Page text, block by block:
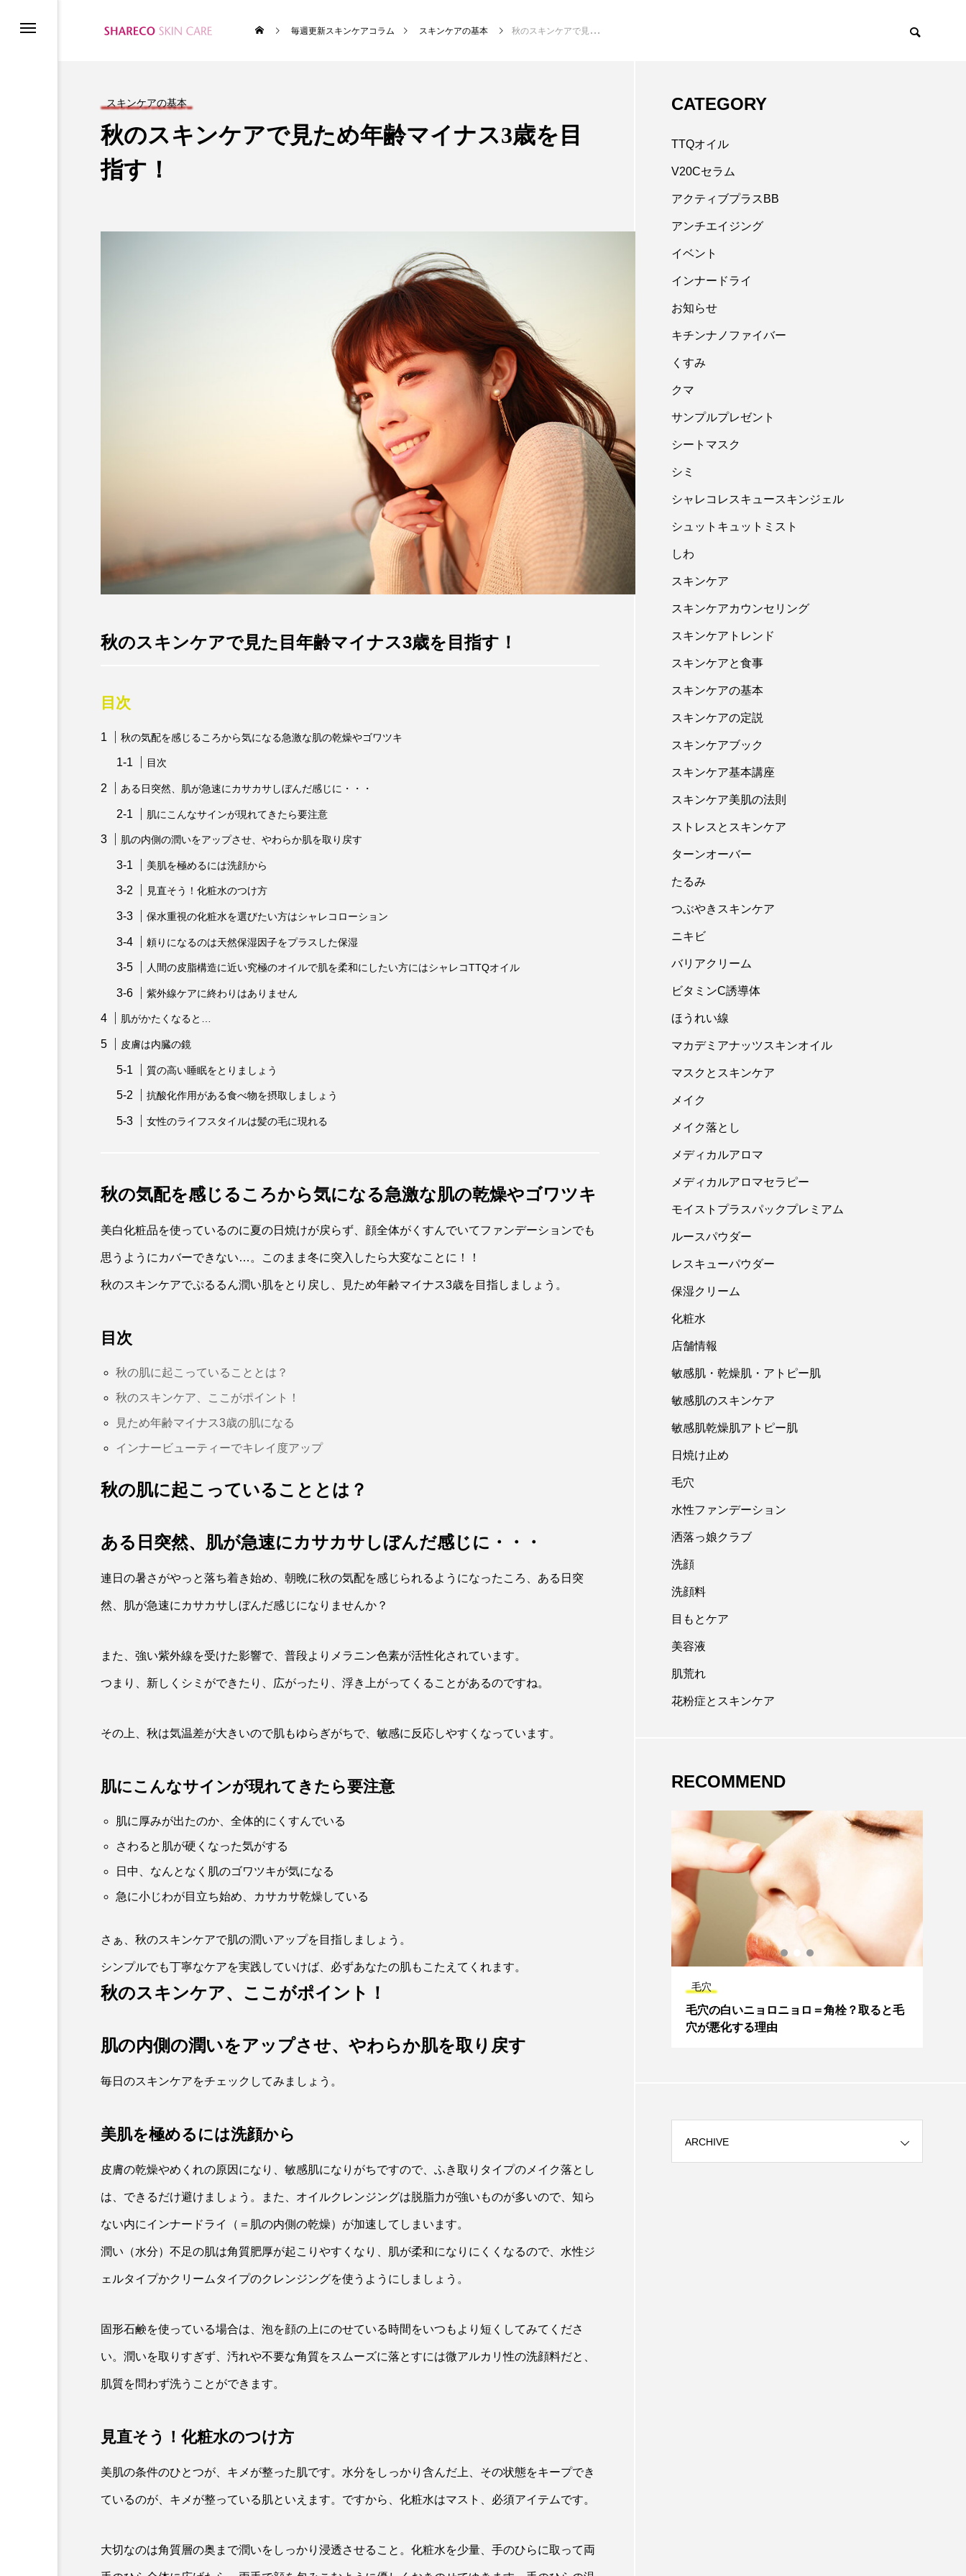
毎週更新スキンケアコラム スキンケアの基本 秋のスキンケアで見ため年齢マイナス3歳を目指す！
スキンケアの基本
秋のスキンケアで見ため年齢マイナス3歳を目
指す！
秋のスキンケアで見た目年齢マイナス3歳を目指す！
目次
秋の気配を感じるころから気になる急激な肌の乾燥やゴワツキ
目次
ある日突然、肌が急速にカサカサしぼんだ感じに・・・
肌にこんなサインが現れてきたら要注意
肌の内側の潤いをアップさせ、やわらか肌を取り戻す
美肌を極めるには洗顔から
見直そう！化粧水のつけ方
保水重視の化粧水を選びたい方はシャレコローション
頼りになるのは天然保湿因子をプラスした保湿
人間の皮脂構造に近い究極のオイルで肌を柔和にしたい方にはシャレコTTQオイル
紫外線ケアに終わりはありません
肌がかたくなると…
皮膚は内臓の鏡
質の高い睡眠をとりましょう
抗酸化作用がある食べ物を摂取しましょう
女性のライフスタイルは髪の毛に現れる
秋の気配を感じるころから気になる急激な肌の乾燥やゴワツキ
美白化粧品を使っているのに夏の日焼けが戻らず、顔全体がくすんでいてファンデーションでも
思うようにカバーできない…。このまま冬に突入したら大変なことに！！
秋のスキンケアでぷるるん潤い肌をとり戻し、見ため年齢マイナス3歳を目指しましょう。
目次
秋の肌に起こっていることとは？
秋のスキンケア、ここがポイント！
見ため年齢マイナス3歳の肌になる
インナービューティーでキレイ度アップ
秋の肌に起こっていることとは？
ある日突然、肌が急速にカサカサしぼんだ感じに・・・
連日の暑さがやっと落ち着き始め、朝晩に秋の気配を感じられるようになったころ、ある日突
然、肌が急速にカサカサしぼんだ感じになりませんか？
また、強い紫外線を受けた影響で、普段よりメラニン色素が活性化されています。
つまり、新しくシミができたり、広がったり、浮き上がってくることがあるのですね。
その上、秋は気温差が大きいので肌もゆらぎがちで、敏感に反応しやすくなっています。
肌にこんなサインが現れてきたら要注意
肌に厚みが出たのか、全体的にくすんでいる
さわると肌が硬くなった気がする
日中、なんとなく肌のゴワツキが気になる
急に小じわが目立ち始め、カサカサ乾燥している
さぁ、秋のスキンケアで肌の潤いアップを目指しましょう。
シンプルでも丁寧なケアを実践していけば、必ずあなたの肌もこたえてくれます。
秋のスキンケア、ここがポイント！
肌の内側の潤いをアップさせ、やわらか肌を取り戻す
毎日のスキンケアをチェックしてみましょう。
美肌を極めるには洗顔から
皮膚の乾燥やめくれの原因になり、敏感肌になりがちですので、ふき取りタイプのメイク落とし
は、できるだけ避けましょう。また、オイルクレンジングは脱脂力が強いものが多いので、知ら
ない内にインナードライ（＝肌の内側の乾燥）が加速してしまいます。
潤い（水分）不足の肌は角質肥厚が起こりやすくなり、肌が柔和になりにくくなるので、水性ジ
ェルタイプかクリームタイプのクレンジングを使うようにしましょう。
固形石鹸を使っている場合は、泡を顔の上にのせている時間をいつもより短くしてみてくださ
い。潤いを取りすぎず、汚れや不要な角質をスムーズに落とすには微アルカリ性の洗顔料だと、
肌質を問わず洗うことができます。
見直そう！化粧水のつけ方
美肌の条件のひとつが、キメが整った肌です。水分をしっかり含んだ上、その状態をキープでき
ているのが、キメが整っている肌といえます。ですから、化粧水はマスト、必須アイテムです。
大切なのは角質層の奥まで潤いをしっかり浸透させること。化粧水を少量、手のひらに取って両
CATEGORY
TTQオイル
V20Cセラム
アクティブプラスBB
アンチエイジング
イベント
インナードライ
お知らせ
キチンナノファイバー
くすみ
クマ
サンプルプレゼント
シートマスク
シミ
シャレコレスキュースキンジェル
シュットキュットミスト
しわ
スキンケア
スキンケアカウンセリング
スキンケアトレンド
スキンケアと食事
スキンケアの基本
スキンケアの定説
スキンケアブック
スキンケア基本講座
スキンケア美肌の法則
ストレスとスキンケア
ターンオーバー
たるみ
つぶやきスキンケア
ニキビ
バリアクリーム
ビタミンC誘導体
ほうれい線
マカデミアナッツスキンオイル
マスクとスキンケア
メイク
メイク落とし
メディカルアロマ
メディカルアロマセラピー
モイストプラスパックプレミアム
ルースパウダー
レスキューパウダー
保湿クリーム
化粧水
店舗情報
敏感肌・乾燥肌・アトピー肌
敏感肌のスキンケア
敏感肌乾燥肌アトピー肌
日焼け止め
毛穴
水性ファンデーション
洒落っ娘クラブ
洗顔
洗顔料
目もとケア
美容液
肌荒れ
花粉症とスキンケア
RECOMMEND
スキンケアの基本 毛穴
毛穴の白いニョロニョロ＝角栓？取ると毛
穴が悪化する理由
ARCHIVE